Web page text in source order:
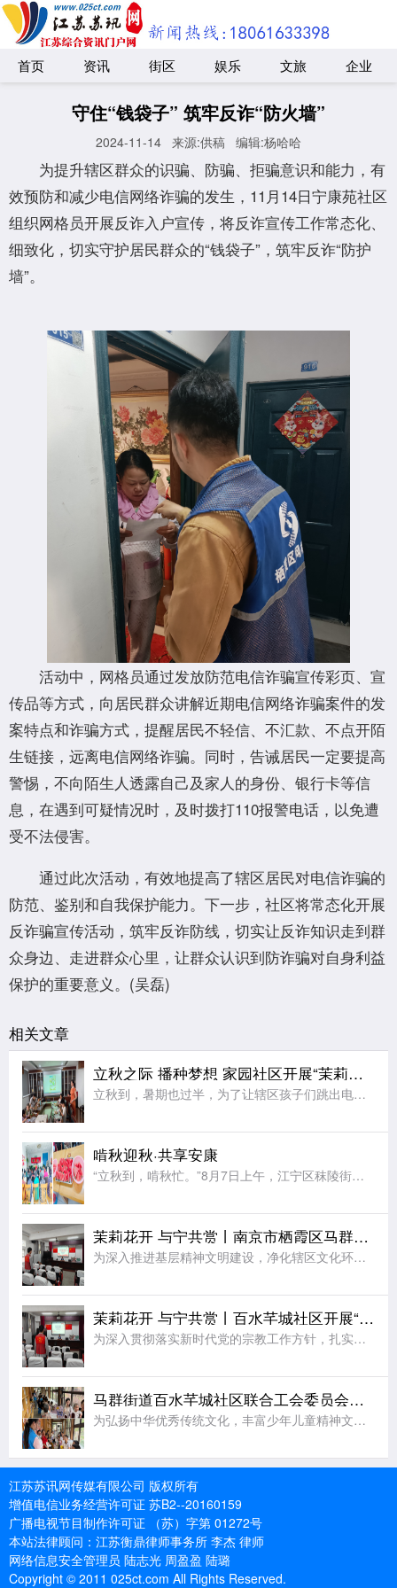
首页 资讯 街区 娱乐 文旅 企业
守住“钱袋子” 筑牢反诈“防火墙”
2024-11-14 来源:供稿 编辑:杨哈哈
为提升辖区群众的识骗、防骗、拒骗意识和能力，有
效预防和减少电信网络诈骗的发生，11月14日宁康苑社区
组织网格员开展反诈入户宣传，将反诈宣传工作常态化、
细致化，切实守护居民群众的“钱袋子”，筑牢反诈“防护
墙”。
活动中，网格员通过发放防范电信诈骗宣传彩页、宣
传品等方式，向居民群众讲解近期电信网络诈骗案件的发
案特点和诈骗方式，提醒居民不轻信、不汇款、不点开陌
生链接，远离电信网络诈骗。同时，告诫居民一定要提高
警惕，不向陌生人透露自己及家人的身份、银行卡等信
息，在遇到可疑情况时，及时拨打110报警电话，以免遭
受不法侵害。
通过此次活动，有效地提高了辖区居民对电信诈骗的
防范、鉴别和自我保护能力。下一步，社区将常态化开展
反诈骗宣传活动，筑牢反诈防线，切实让反诈知识走到群
众身边、走进群众心里，让群众认识到防诈骗对自身利益
保护的重要意义。(吴磊)
相关文章
立秋之际 播种梦想 家园社区开展“茉莉花开”七彩夏日节气亲子活动
立秋到，暑期也过半，为了让辖区孩子们跳出电子屏幕、沉浸式感受传统节气文化的独特魅力，同时绷紧暑期安全防护弦，在亲子协作中收获充实又安心的暑期记忆，近日，江宁区秣陵街道家园社区在三楼活动空间顺利开展“立
啃秋迎秋·共享安康
“立秋到，啃秋忙。”8月7日上午，江宁区秣陵街道火炬村开展了“啃秋迎秋·共享安康”为主题的立秋敬老活动。活动室里瓜香四溢、笑声阵阵。桌上摆满了红瓤西瓜，老人围坐一堂，一边品尝着清甜的“啃秋”瓜，一边聊
茉莉花开 与宁共赏丨南京市栖霞区马群街道百水芊城社区开展“扫黄打非树新风 全民阅读沐书香”全民阅读活动
为深入推进基层精神文明建设，净化辖区文化环境，培育全民阅读新风尚，筑牢社区思想文化安全防线，8月6日，栖霞区马群街道百水芊城社区党委依托社区新时代文明实践站组织全体社区工作人员，开展“扫黄打非树新风
茉莉花开 与宁共赏丨百水芊城社区开展“依法规范宗教工作 携手共建和谐家园”宣传活动
为深入贯彻落实新时代党的宗教工作方针，扎实推进宗教工作法治化、规范化建设，切实筑牢基层治理安全防线，营造文明和谐、团结稳定的社区氛围，8月6日，栖霞区马群街道百水芊城社区党委依托社区新时代文明实践站精
马群街道百水芊城社区联合工会委员会开展非遗烧箔画手工活动
为弘扬中华优秀传统文化，丰富少年儿童精神文化生活，拉近邻里情感距离，8月7日，栖霞区马群街道科协、马群街道百水芊城社区联合工会委员会、百水芊城社区党委依托新时代文明实践站，组织开展非遗烧箔画手工体验活
江苏苏讯网传媒有限公司 版权所有
增值电信业务经营许可证 苏B2--20160159
广播电视节目制作许可证 （苏）字第 01272号
本站法律顾问：江苏衡鼎律师事务所 李杰 律师
网络信息安全管理员 陆志光 周盈盈 陆璐
Copyright © 2011 025ct.com All Rights Reserved.